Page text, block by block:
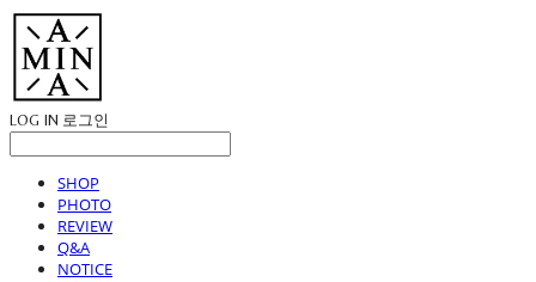
LOG IN 로그인
SHOP
PHOTO
REVIEW
Q&A
NOTICE